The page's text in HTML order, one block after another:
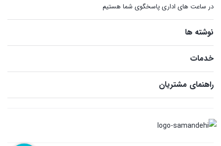
در ساعت های اداری پاسخگوی شما هستیم
نوشته ها
خدمات
راهنمای مشتریان